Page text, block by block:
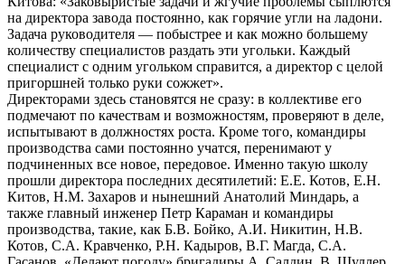
на директора завода постоянно, как горячие угли на ладони.
Задача руководителя — побыстрее и как можно большему
количеству специалистов раздать эти угольки. Каждый
специалист с одним угольком справится, а директор с целой
пригоршней только руки сожжет».
Директорами здесь становятся не сразу: в коллективе его
подмечают по качествам и возможностям, проверяют в деле,
испытывают в должностях роста. Кроме того, командиры
производства сами постоянно учатся, перенимают у
подчиненных все новое, передовое. Именно такую школу
прошли директора последних десятилетий: Е.Е. Котов, Е.Н.
Китов, Н.М. Захаров и нынешний Анатолий Миндарь, а
также главный инженер Петр Караман и командиры
производства, такие, как Б.В. Бойко, А.И. Никитин, Н.В.
Котов, С.А. Кравченко, Р.Н. Кадыров, В.Г. Магда, С.А.